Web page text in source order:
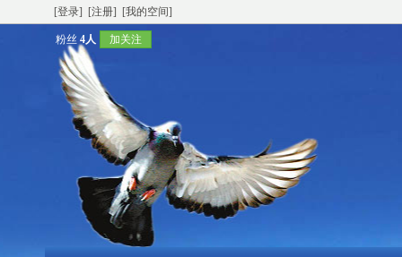
[登录] [注册] [我的空间]
粉丝 4人 加关注